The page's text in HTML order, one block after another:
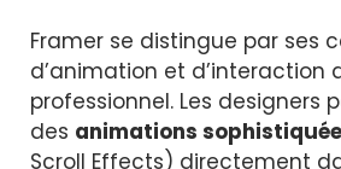
Framer se distingue par ses
d’animation et d’interaction
professionnel. Les designers
des animations
Scroll Effects) directement